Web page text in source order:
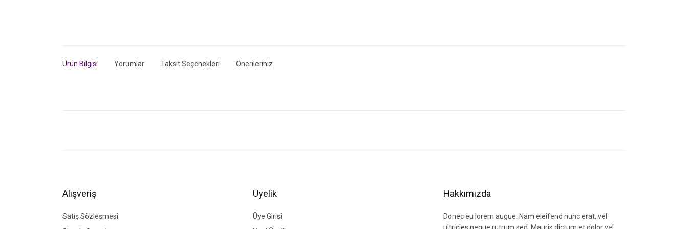
Ürün Bilgisi Yorumlar Taksit Seçenekleri Önerileriniz
Ürün fiyatı diğer sitelerden daha pahalı.
Bu ürüne benzer farklı alternatifler olmalı.
Alışveriş
Satış Sözleşmesi
Üyelik
Üye Girişi
Hakkımızda
Donec eu lorem augue. Nam eleifend nunc erat, vel